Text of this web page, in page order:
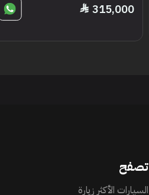
315,000
تصفح
السيارات الأكثر زيارة